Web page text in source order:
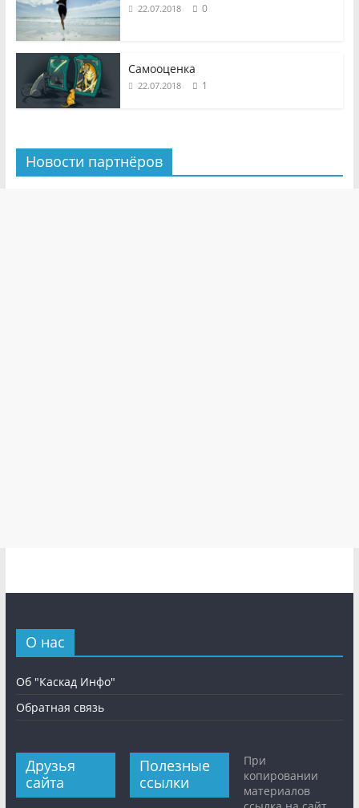
22.07.2018 0
Самооценка
22.07.2018 1
Новости партнёров
О нас
Об "Каскад Инфо"
Обратная связь
Друзья
сайта
Полезные
ссылки
При
копировании
материалов